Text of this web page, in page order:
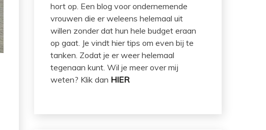
hort op. Een blog voor ondernemende
vrouwen die er weleens helemaal uit
willen zonder dat hun hele budget eraan
op gaat. Je vindt hier tips om even bij te
tanken. Zodat je er weer helemaal
tegenaan kunt. Wil je meer over mij
weten? Klik dan HIER